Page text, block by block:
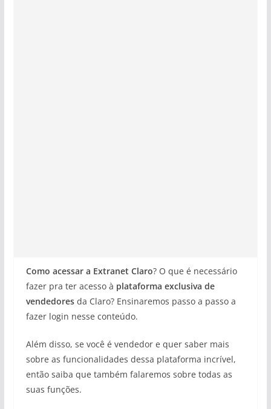
Como acessar a Extranet Claro? O que é necessário
fazer pra ter acesso à plataforma exclusiva de
vendedoresda Claro? Ensinaremos passo a passo a
fazer login nesse conteúdo.
Além disso, se você é vendedor e quer saber mais
sobre as funcionalidades dessa plataforma incrível,
então saiba que também falaremos sobre todas as
suas funções.